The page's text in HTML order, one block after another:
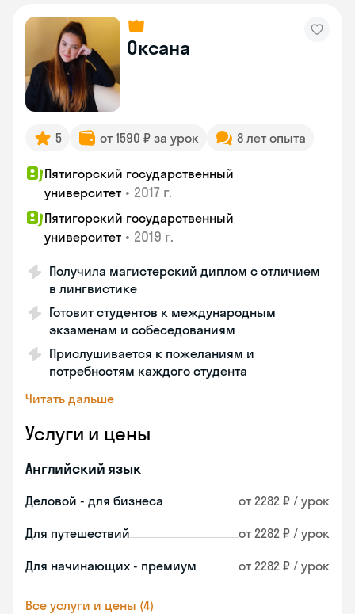
Оксана
5 от 1590 ₽ за урок 8 лет опыта
Пятигорский государственный
университет • 2017 г.
Пятигорский государственный
университет • 2019 г.
Получила магистерский диплом с отличием
в лингвистике
Готовит студентов к международным
экзаменам и собеседованиям
Прислушивается к пожеланиям и
потребностям каждого студента
Читать дальше
Услуги и цены
Английский язык
Деловой - для бизнеса от 2282 ₽ / урок
Для путешествий от 2282 ₽ / урок
Для начинающих - премиум от 2282 ₽ / урок
Все услуги и цены (4)